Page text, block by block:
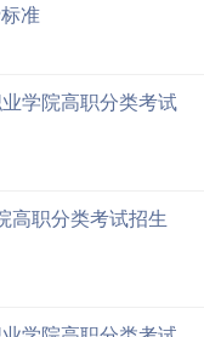
准
学院高职分类考试
高职分类考试招生